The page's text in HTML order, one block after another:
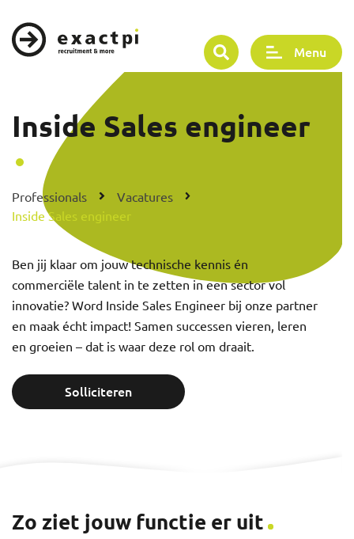
Menu
Inside Sales engineer
Professionals
Vacatures
Inside Sales engineer
Ben jij klaar om jouw technische kennis én
commerciële talent in te zetten in een sector vol
innovatie? Word Inside Sales Engineer bij onze partner
en maak écht impact! Samen successen vieren, leren
en groeien – dat is waar deze rol om draait.
Solliciteren
Zo ziet jouw functie er uit